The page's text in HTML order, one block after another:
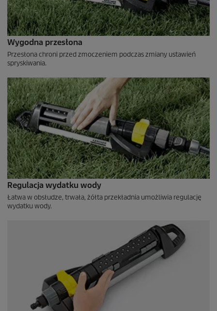
Wygodna przesłona
Przesłona chroni przed zmoczeniem podczas zmiany ustawień
spryskiwania.
Regulacja wydatku wody
Łatwa w obsłudze, trwała, żółta przekładnia umożliwia regulację
wydatku wody.